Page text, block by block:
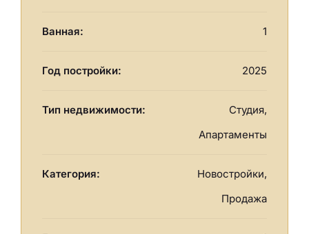
Ванная: 1
Год постройки: 2025
Тип недвижимости:
Студия,
Апартаменты
Категория:
Новостройки,
Продажа